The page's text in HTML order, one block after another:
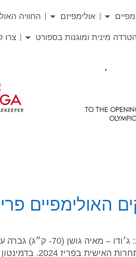
אולימפיזם החוויה
מינית ומוגנות בספורט צרו
פריז
סיכום יום התחרויות החמישי